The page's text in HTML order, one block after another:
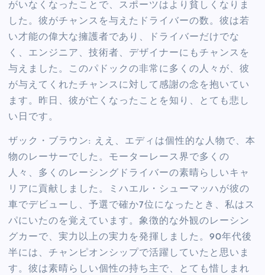
がいなくなったことで、スポーツはより貧しくなりま
した。彼がチャンスを与えたドライバーの数。彼は若
い才能の偉大な擁護者であり、ドライバーだけでな
く、エンジニア、技術者、デザイナーにもチャンスを
与えました。このパドックの非常に多くの人々が、彼
が与えてくれたチャンスに対して感謝の念を抱いてい
ます。昨日、彼が亡くなったことを知り、とても悲し
い日です。
ザック・ブラウン: ええ、エディは個性的な人物で、本
物のレーサーでした。モーターレース界で多くの
人々、多くのレーシングドライバーの素晴らしいキャ
リアに貢献しました。ミハエル・シューマッハが彼の
車でデビューし、予選で確か7位になったとき、私はス
パにいたのを覚えています。象徴的な外観のレーシン
グカーで、実力以上の実力を発揮しました。90年代後
半には、チャンピオンシップで活躍していたと思いま
す。彼は素晴らしい個性の持ち主で、とても惜しまれ